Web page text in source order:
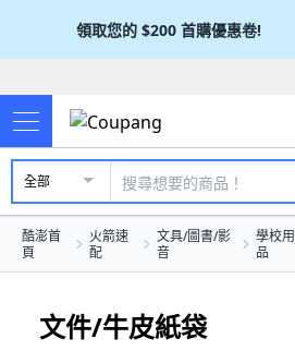
領取您的 $200 首購優惠卷!
全部
酷澎首
頁
火箭速
配
文具/圖書/影
音
學校用
品
文件/牛皮紙袋